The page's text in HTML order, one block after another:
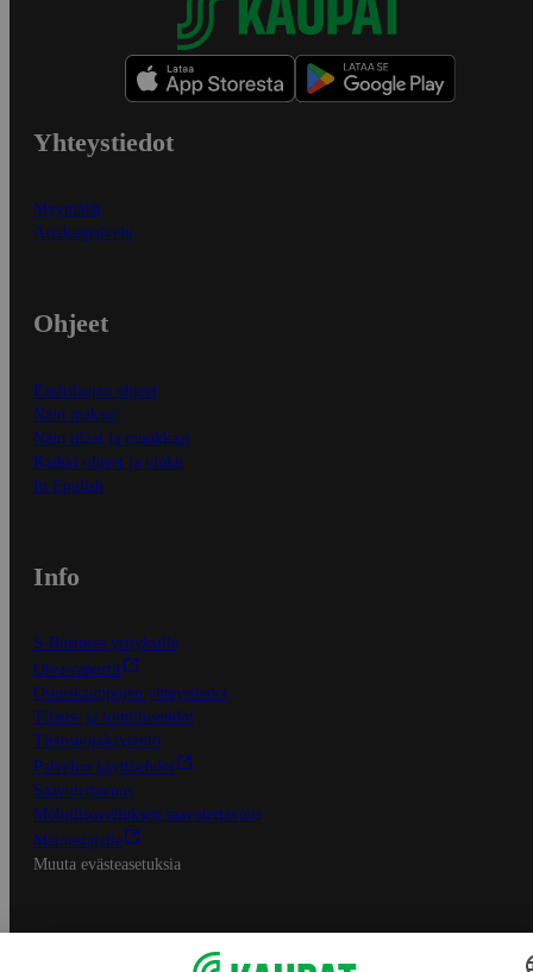
Yhteystiedot
Myymälät
Asiakaspalvelu
Ohjeet
Ensitilaajan ohjeet
Näin maksat
Näin tilaat ja muokkaat
Kaikki ohjeet ja vinkit
In English
Info
S-Business yrityksille
Oiva-raportit
Osuuskauppojen yhteystiedot
Tilaus- ja toimitusehdot
Tietosuojakäytäntö
Palvelun käyttöehdot
Saavutettavuus
Mobiilisovelluksen saavutettavuus
Mainostajalle
Muuta evästeasetuksia
S-ryhmän palvelut